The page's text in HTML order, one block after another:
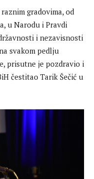
gradovima, od
u Narodu i Pravdi
i nezavisnosti
svakom pedlju
prisutne je pozdravio i
čestitao Tarik Šečić u